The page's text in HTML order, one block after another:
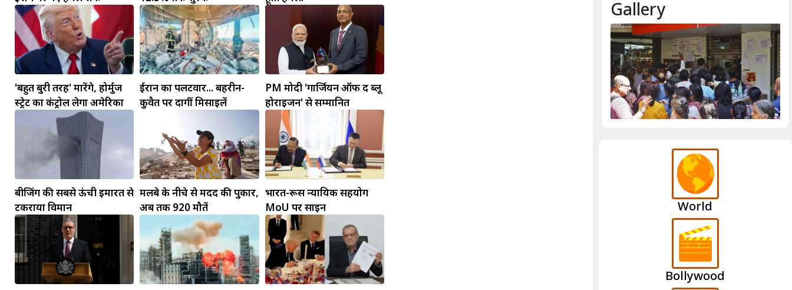
'बहुत बुरी तरह' मारेंगे, होर्मुज
स्ट्रेट का कंट्रोल लेगा अमेरिका
ईरान का पलटवार... बहरीन-
कुवैत पर दागीं मिसाइलें
PM मोदी 'गार्जियन ऑफ द ब्लू
होराइजन' से सम्मानित
बीजिंग की सबसे ऊंची इमारत से
टकराया विमान
मलबे के नीचे से मदद की पुकार,
अब तक 920 मौतें
भारत-रूस न्यायिक सहयोग
MoU पर साइन
Gallery
World
Bollywood